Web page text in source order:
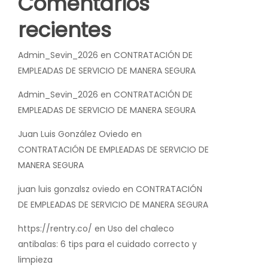
recientes
Admin_Sevin_2026 en CONTRATACIÓN DE
EMPLEADAS DE SERVICIO DE MANERA SEGURA
Admin_Sevin_2026 en CONTRATACIÓN DE
EMPLEADAS DE SERVICIO DE MANERA SEGURA
Juan Luis González Oviedo en
CONTRATACIÓN DE EMPLEADAS DE SERVICIO DE
MANERA SEGURA
juan luis gonzalsz oviedo en CONTRATACIÓN
DE EMPLEADAS DE SERVICIO DE MANERA SEGURA
https://rentry.co/ en Uso del chaleco
antibalas: 6 tips para el cuidado correcto y
limpieza